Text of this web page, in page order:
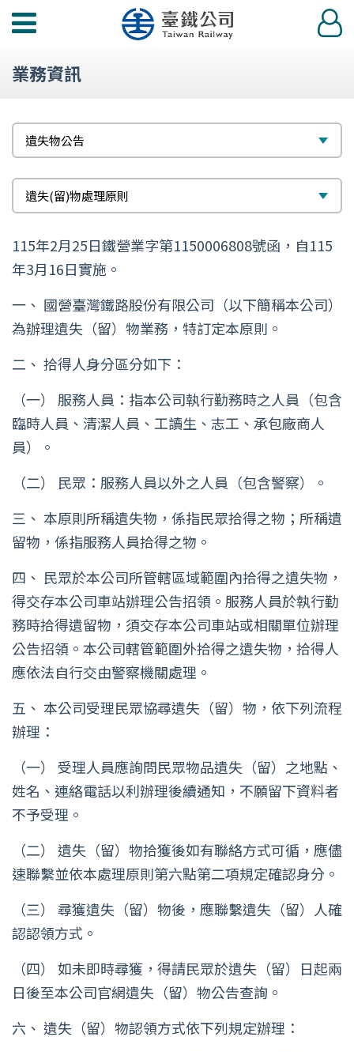
功
選
登
入
業務資訊
題
遺失物公告
標
題
遺失(留)物處理原則
115年2月25日鐵營業字第1150006808號函，自115
年3月16日實施。
一、 國營臺灣鐵路股份有限公司（以下簡稱本公司）
為辦理遺失（留）物業務，特訂定本原則。
二、 拾得人身分區分如下：
（一） 服務人員：指本公司執行勤務時之人員（包含
臨時人員、清潔人員、工讀生、志工、承包廠商人
員）。
（二） 民眾：服務人員以外之人員（包含警察）。
三、 本原則所稱遺失物，係指民眾拾得之物；所稱遺
留物，係指服務人員拾得之物。
四、 民眾於本公司所管轄區域範圍內拾得之遺失物，
得交存本公司車站辦理公告招領。服務人員於執行勤
務時拾得遺留物，須交存本公司車站或相關單位辦理
公告招領。本公司轄管範圍外拾得之遺失物，拾得人
應依法自行交由警察機關處理。
五、 本公司受理民眾協尋遺失（留）物，依下列流程
辦理：
（一） 受理人員應詢問民眾物品遺失（留）之地點、
姓名、連絡電話以利辦理後續通知，不願留下資料者
不予受理。
（二） 遺失（留）物拾獲後如有聯絡方式可循，應儘
速聯繫並依本處理原則第六點第二項規定確認身分。
（三） 尋獲遺失（留）物後，應聯繫遺失（留）人確
認認領方式。
（四） 如未即時尋獲，得請民眾於遺失（留）日起兩
日後至本公司官網遺失（留）物公告查詢。
六、 遺失（留）物認領方式依下列規定辦理：